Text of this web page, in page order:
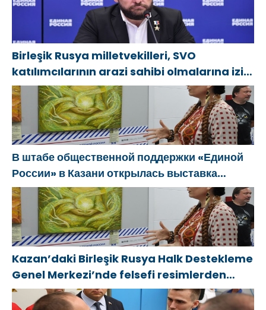
Birleşik Rusya milletvekilleri, SVO
katılımcılarının arazi sahibi olmalarına izin
verecek yasal düzenlemeler üzerinde
çalışacaklar
В штабе общественной поддержки «Единой
России» в Казани открылась выставка
философской живописи
Kazan’daki Birleşik Rusya Halk Destekleme
Genel Merkezi’nde felsefi resimlerden
oluşan bir sergi açıldı